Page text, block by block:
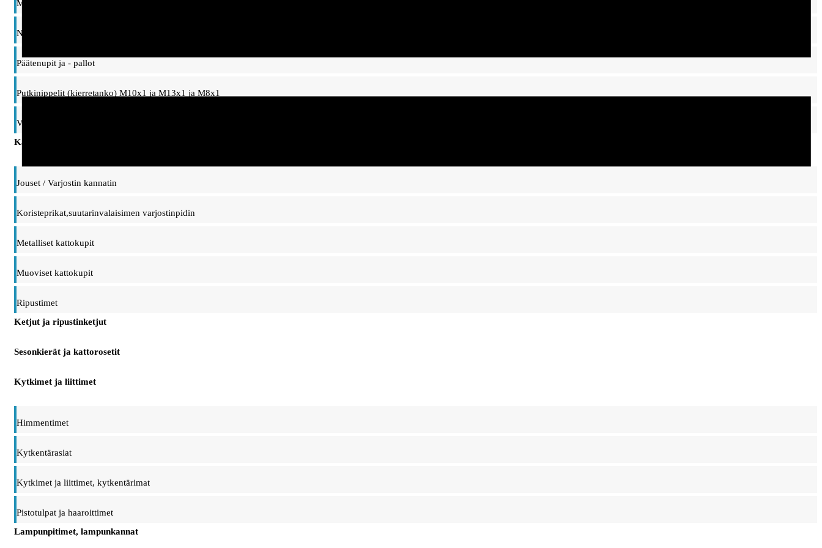
Mutterit ja prikat
Nivelet ja ripustinsangat, taipuisat varret
Päätenupit ja - pallot
Putkinippelit (kierretanko) M10x1 ja M13x1 ja M8x1
Vaihtonippelit, adapterit M10/M13 kierteet
Kattokupit, ripustimet ja kannattimet
Jouset / Varjostin kannatin
Koristeprikat,suutarinvalaisimen varjostinpidin
Metalliset kattokupit
Muoviset kattokupit
Ripustimet
Ketjut ja ripustinketjut
Sesonkierät ja kattorosetit
Kytkimet ja liittimet
Himmentimet
Kytkentärasiat
Kytkimet ja liittimet, kytkentärimat
Pistotulpat ja haaroittimet
Lampunpitimet, lampunkannat